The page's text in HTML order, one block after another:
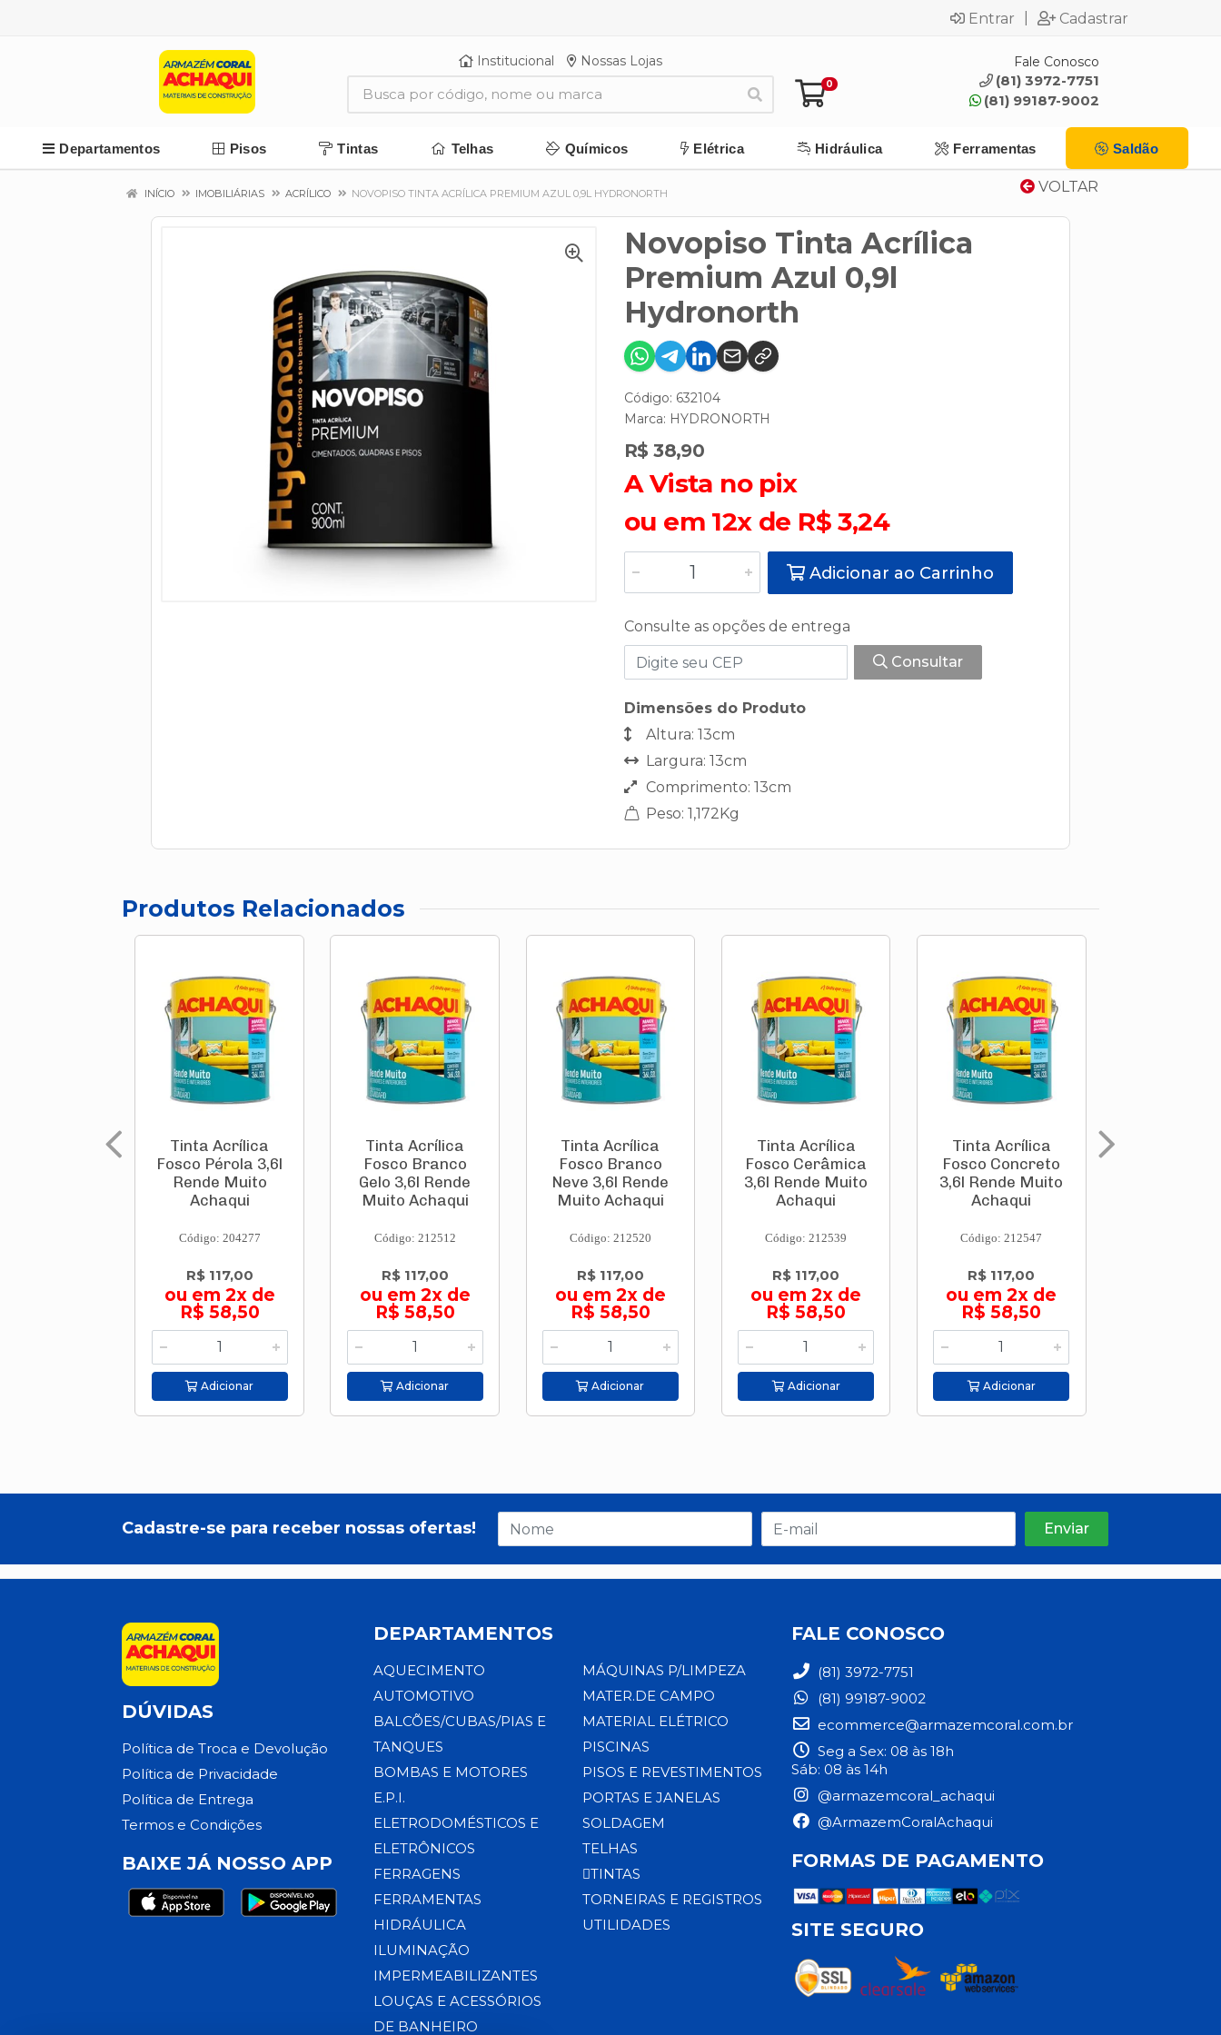
Entrar Cadastrar
Institucional Nossas Lojas
0
Fale Conosco
(81) 3972-7751
(81) 99187-9002
Departamentos Pisos Tintas Telhas Químicos Elétrica Hidráulica Ferramentas Saldão
VOLTAR
INÍCIO IMOBILIÁRIAS ACRÍLICO NOVOPISO TINTA ACRÍLICA PREMIUM AZUL 0,9L HYDRONORTH
Novopiso Tinta Acrílica
Premium Azul 0,9l
Hydronorth
Código: 632104
Marca: HYDRONORTH
R$ 38,90
A Vista no pix
ou em 12x de R$ 3,24
Adicionar ao Carrinho
Consulte as opções de entrega
Consultar
Dimensões do Produto
Altura: 13cm
Largura: 13cm
Comprimento: 13cm
Peso: 1,172Kg
Produtos Relacionados
Tinta Acrílica
Fosco Pérola 3,6l
Rende Muito
Achaqui
Código: 204277
R$ 117,00
ou em 2x de
R$ 58,50
Adicionar
Tinta Acrílica
Fosco Branco
Gelo 3,6l Rende
Muito Achaqui
Código: 212512
R$ 117,00
ou em 2x de
R$ 58,50
Adicionar
Tinta Acrílica
Fosco Branco
Neve 3,6l Rende
Muito Achaqui
Código: 212520
R$ 117,00
ou em 2x de
R$ 58,50
Adicionar
Tinta Acrílica
Fosco Cerâmica
3,6l Rende Muito
Achaqui
Código: 212539
R$ 117,00
ou em 2x de
R$ 58,50
Adicionar
Tinta Acrílica
Fosco Concreto
3,6l Rende Muito
Achaqui
Código: 212547
R$ 117,00
ou em 2x de
R$ 58,50
Adicionar
Cadastre-se para receber nossas ofertas!
DÚVIDAS
Política de Troca e Devolução
Política de Privacidade
Política de Entrega
Termos e Condições
BAIXE JÁ NOSSO APP
DEPARTAMENTOS
AQUECIMENTO
AUTOMOTIVO
BALCÕES/CUBAS/PIAS E
TANQUES
BOMBAS E MOTORES
E.P.I.
ELETRODOMÉSTICOS E
ELETRÔNICOS
FERRAGENS
FERRAMENTAS
HIDRÁULICA
ILUMINAÇÃO
IMPERMEABILIZANTES
LOUÇAS E ACESSÓRIOS
DE BANHEIRO
MÁQUINAS P/LIMPEZA
MATER.DE CAMPO
MATERIAL ELÉTRICO
PISCINAS
PISOS E REVESTIMENTOS
PORTAS E JANELAS
SOLDAGEM
TELHAS
TINTAS
TORNEIRAS E REGISTROS
UTILIDADES
FALE CONOSCO
(81) 3972-7751
(81) 99187-9002
ecommerce@armazemcoral.com.br
Seg a Sex: 08 às 18h
Sáb: 08 às 14h
@armazemcoral_achaqui
@ArmazemCoralAchaqui
FORMAS DE PAGAMENTO
SITE SEGURO